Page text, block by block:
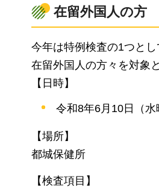
在留外国人の方
今年は特例検査の1つと
在留外国人の方々を対象
【日時】
令和8年6月10日（
【場所】
都城保健所
【検査項目】